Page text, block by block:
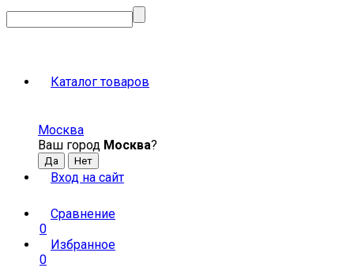
Каталог товаров
Москва
Ваш город Москва?
Вход на сайт
Сравнение
0
Избранное
0